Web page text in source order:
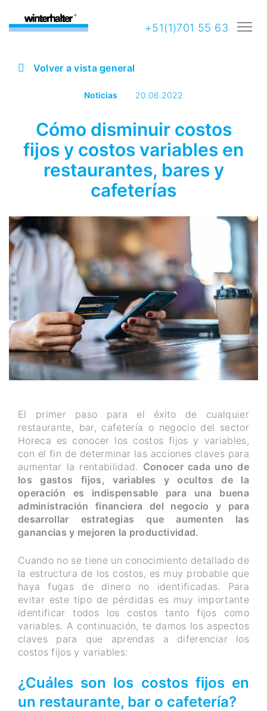
+51(1)701 55 63
Volver a vista general
Noticias 20.06.2022
Cómo disminuir costos
fijos y costos variables en
restaurantes, bares y
cafeterías
El primer paso para el éxito de cualquier
restaurante, bar, cafetería o negocio del sector
Horeca es conocer los costos fijos y variables,
con el fin de determinar las acciones claves para
aumentar la rentabilidad. Conocer cada uno de
los gastos fijos, variables y ocultos de la
operación es indispensable para una buena
administración financiera del negocio y para
desarrollar estrategias que aumenten las
ganancias y mejoren la productividad.
Cuando no se tiene un conocimiento detallado de
la estructura de los costos, es muy probable que
haya fugas de dinero no identificadas. Para
evitar este tipo de pérdidas es muy importante
identificar todos los costos tanto fijos como
variables. A continuación, te damos los aspectos
claves para que aprendas a diferenciar los
costos fijos y variables:
¿Cuáles son los costos fijos en
un restaurante, bar o cafetería?